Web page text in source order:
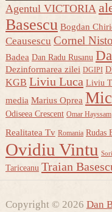
Agentul VICTORIA
Basescu Bogdan
Ceausescu Cornel
Badea Dan Radu Rusanu
Dezinformarea zilei DGIPI
KGB Liviu Luca Liviu
media Marius Oprea
Odiseea Crescent Omar Hayssam
Realitatea Tv Romania Rudas
Ovidiu Vintu
Tariceanu Traian
Copyright © 2026 Dan